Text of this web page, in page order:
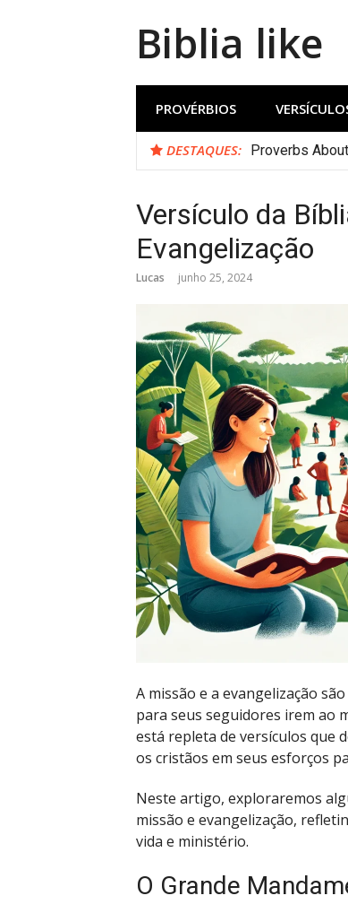
Biblia like
PROVÉRBIOS
DESTAQUES: Proverbs
Versículo da
Evangelização
Lucas junho 25, 2024
A missão e a evangelização
para seus seguidores irem ao
está repleta de versículos que
os cristãos em seus esforços
Neste artigo, exploraremos
missão e evangelização,
vida e ministério.
O Grande